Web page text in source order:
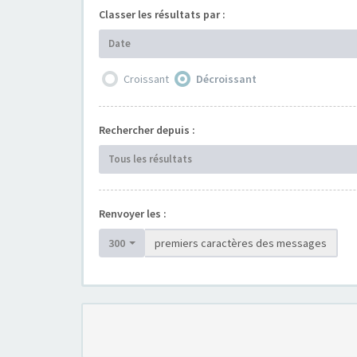
Classer les résultats par :
Date
Croissant Décroissant
Rechercher depuis :
Tous les résultats
Renvoyer les :
300 premiers caractères des messages